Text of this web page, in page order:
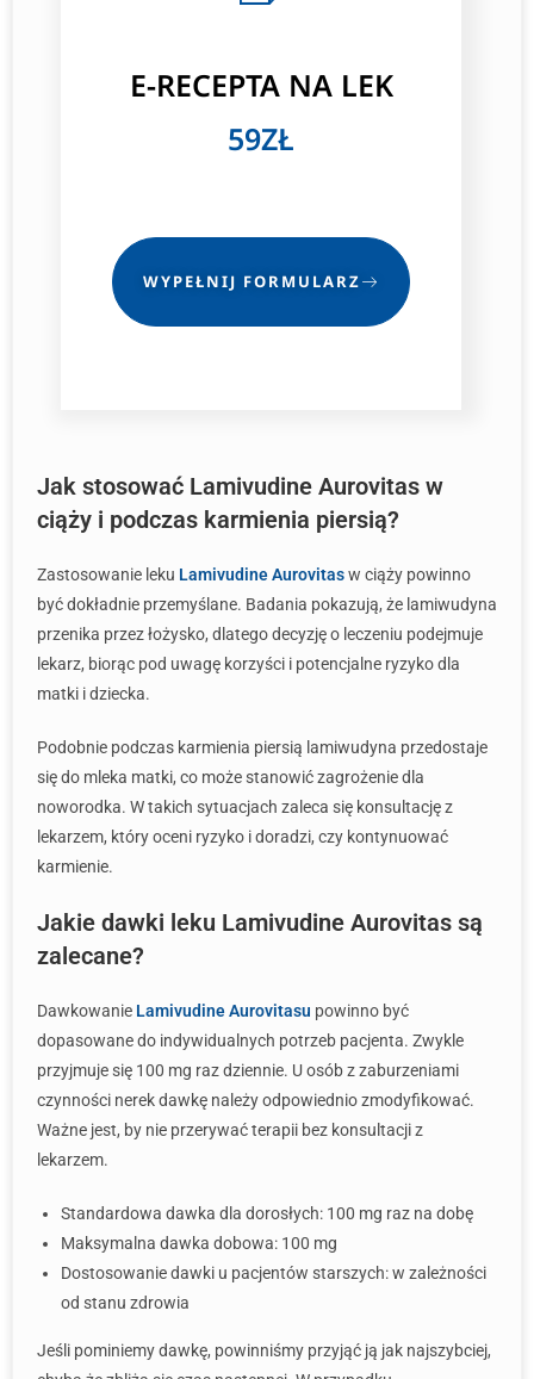
E-RECEPTA NA LEK
59ZŁ
WYPEŁNIJ FORMULARZ
Jak stosować Lamivudine Aurovitas w
ciąży i podczas karmienia piersią?
Zastosowanie leku Lamivudine Aurovitasw ciąży powinno
być dokładnie przemyślane. Badania pokazują, że lamiwudyna
przenika przez łożysko, dlatego decyzję o leczeniu podejmuje
lekarz, biorąc pod uwagę korzyści i potencjalne ryzyko dla
matki i dziecka.
Podobnie podczas karmienia piersią lamiwudyna przedostaje
się do mleka matki, co może stanowić zagrożenie dla
noworodka. W takich sytuacjach zaleca się konsultację z
lekarzem, który oceni ryzyko i doradzi, czy kontynuować
karmienie.
Jakie dawki leku Lamivudine Aurovitas są
zalecane?
Dawkowanie Lamivudine Aurovitasu powinno być
dopasowane do indywidualnych potrzeb pacjenta. Zwykle
przyjmuje się 100 mg raz dziennie. U osób z zaburzeniami
czynności nerek dawkę należy odpowiednio zmodyfikować.
Ważne jest, by nie przerywać terapii bez konsultacji z
lekarzem.
Standardowa dawka dla dorosłych: 100 mg raz na dobę
Maksymalna dawka dobowa: 100 mg
Dostosowanie dawki u pacjentów starszych: w zależności
od stanu zdrowia
Jeśli pominiemy dawkę, powinniśmy przyjąć ją jak najszybciej,